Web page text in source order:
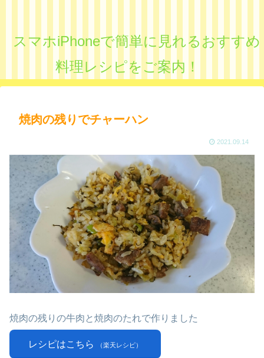
スマホiPhoneで簡単に見れるおすすめ
料理レシピをご案内！
焼肉の残りでチャーハン
2021.09.14
焼肉の残りの牛肉と焼肉のたれで作りました
レシピはこちら （楽天レシピ）